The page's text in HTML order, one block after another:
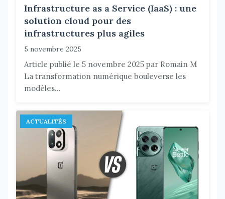
Infrastructure as a Service (IaaS) : une
solution cloud pour des
infrastructures plus agiles
5 novembre 2025
Article publié le 5 novembre 2025 par Romain M
La transformation numérique bouleverse les
modèles...
ACTUALITÉS